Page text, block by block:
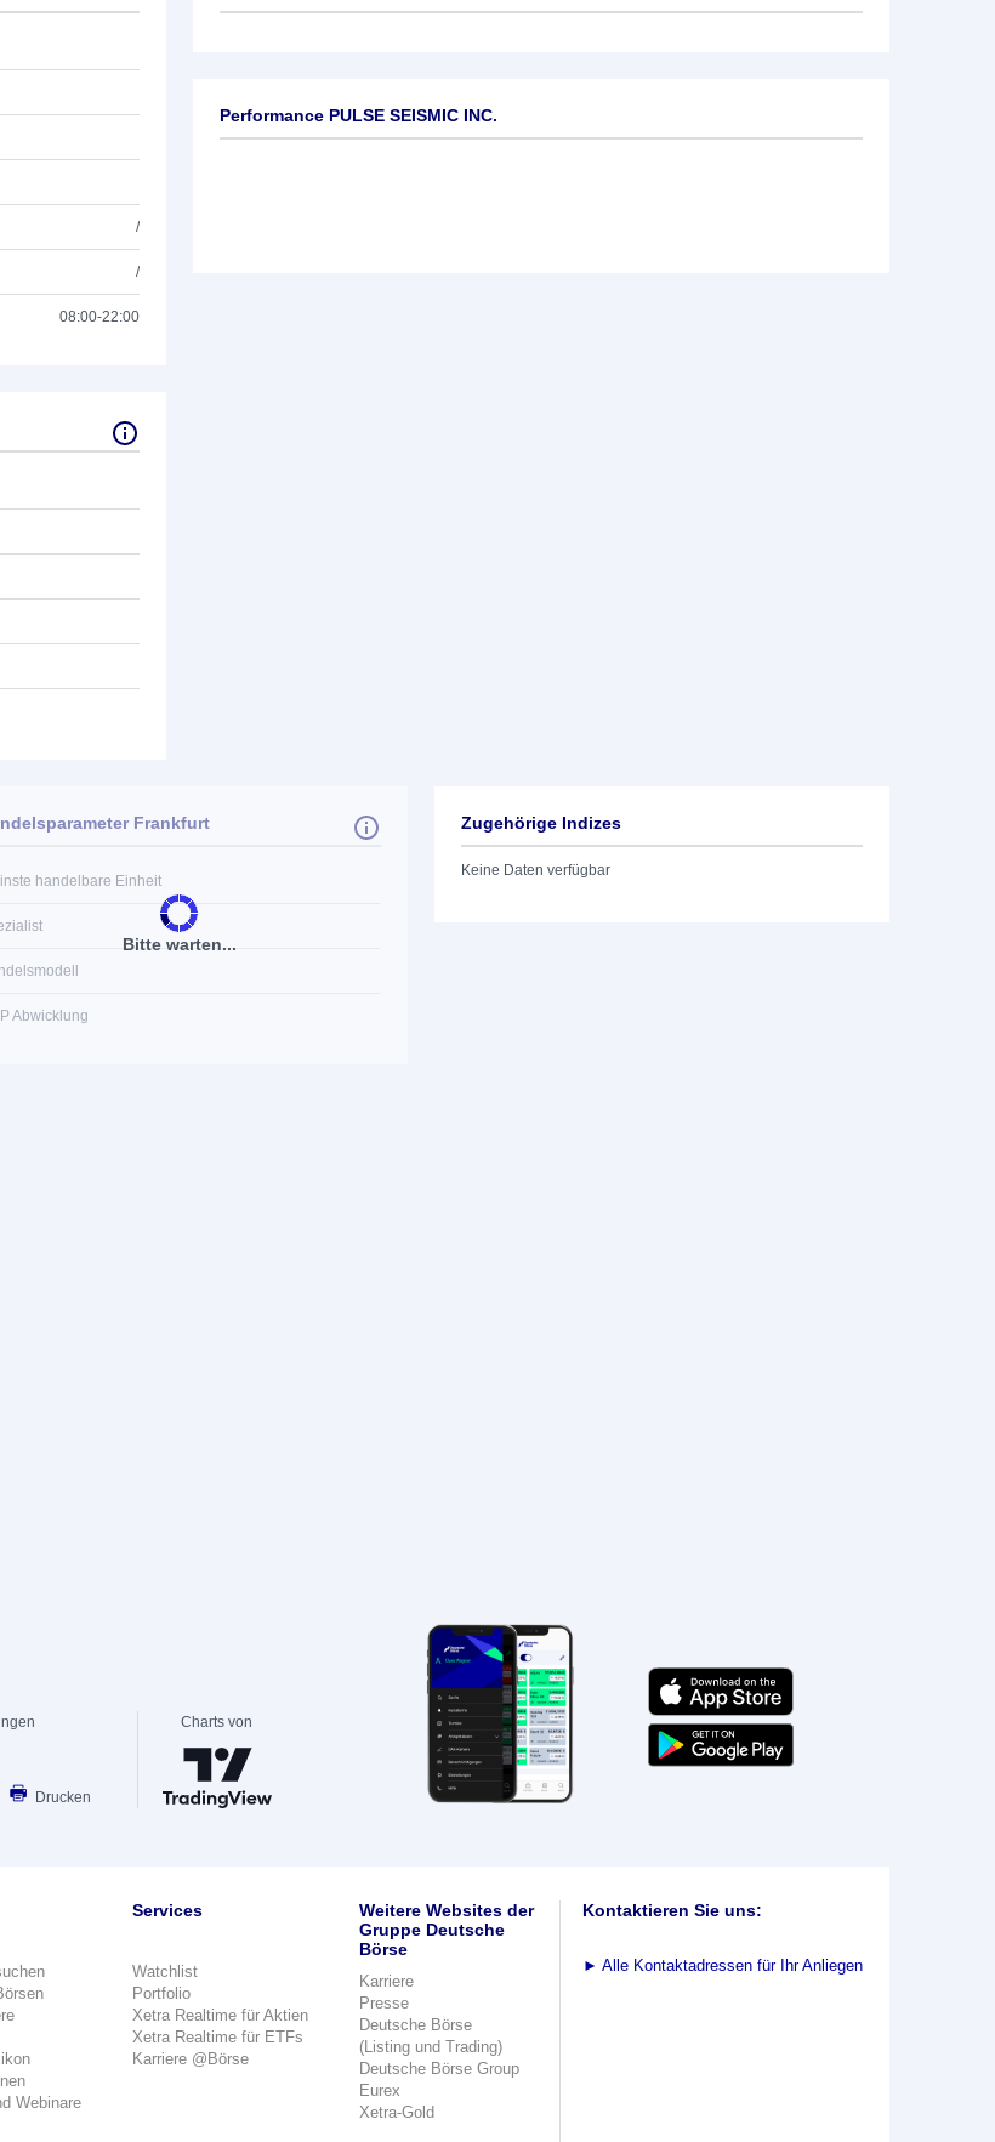
/
/
08:00-22:00
Performance PULSE SEISMIC INC.
Bitte warten...
Frankfurt
handelbare Einheit
Abwicklung
Zugehörige Indizes
Keine Daten verfügbar
Drucken
Charts von
Webinare
Services
Watchlist
Portfolio
Xetra Realtime für Aktien
Xetra Realtime für ETFs
Karriere @Börse
Weitere Websites der
Gruppe Deutsche
Börse
Karriere
Presse
Deutsche Börse
(Listing und Trading)
Deutsche Börse Group
Eurex
Xetra-Gold
Kontaktieren Sie uns:
► Alle Kontaktadressen für Ihr Anliegen